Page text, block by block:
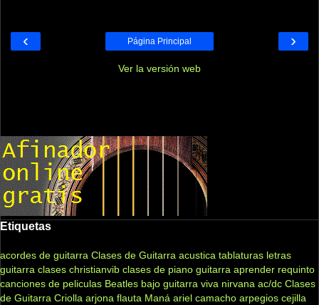
‹ ›
Página Principal
Ver la versión web
Etiquetas
acordes de guitarra Clases de Guitarra acustica tablaturas letras
guitarra clases christianvib clases de piano guitarra aprender requinto
canciones de peliculas Beatles bajo guitarra viva nirvana ac/dc Clases
de Guitarra Criolla arjona flauta Maná ariel camacho arpegios cejilla